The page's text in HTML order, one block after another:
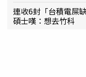
連收6封「台積電屎
碩士嘆：想去竹科